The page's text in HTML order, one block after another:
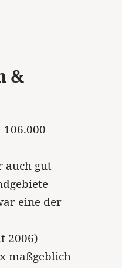
&
auch gut
eine der
2006)
maßgeblich